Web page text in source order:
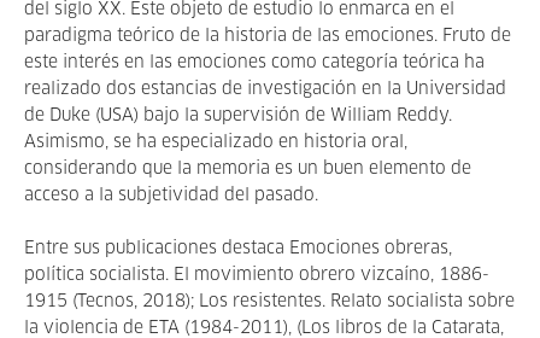
del siglo XX. Este objeto de estudio lo enmarca en el
paradigma teórico de la historia de las emociones. Fruto de
este interés en las emociones como categoría teórica ha
realizado dos estancias de investigación en la Universidad
de Duke (USA) bajo la supervisión de William Reddy.
Asimismo, se ha especializado en historia oral,
considerando que la memoria es un buen elemento de
acceso a la subjetividad del pasado.
Entre sus publicaciones destaca Emociones obreras,
política socialista. El movimiento obrero vizcaíno, 1886-
1915 (Tecnos, 2018); Los resistentes. Relato socialista sobre
la violencia de ETA (1984-2011), (Los libros de la Catarata,